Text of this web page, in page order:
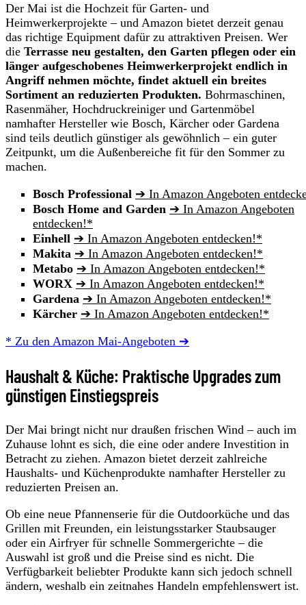
Der Mai ist die Hochzeit für Garten- und
Heimwerkerprojekte – und Amazon bietet derzeit genau
das richtige Equipment dafür zu attraktiven Preisen. Wer
die Terrasse neu gestalten, den Garten pflegen oder ein
länger aufgeschobenes Heimwerkerprojekt endlich in
Angriff nehmen möchte, findet aktuell ein breites
Sortiment an reduzierten Produkten. Bohrmaschinen,
Rasenmäher, Hochdruckreiniger und Gartenmöbel
namhafter Hersteller wie Bosch, Kärcher oder Gardena
sind teils deutlich günstiger als gewöhnlich – ein guter
Zeitpunkt, um die Außenbereiche fit für den Sommer zu
machen.
Bosch Professional ➔ In Amazon Angeboten
Bosch Home and Garden ➔ In Amazon Angeboten
entdecken!*
Einhell ➔ In Amazon Angeboten entdecken!*
Makita ➔ In Amazon Angeboten entdecken!*
Metabo ➔ In Amazon Angeboten entdecken!*
WORX ➔ In Amazon Angeboten entdecken!*
Gardena ➔ In Amazon Angeboten entdecken!*
Kärcher ➔ In Amazon Angeboten entdecken!*
* Zu den Amazon Mai-Angeboten ➔
Haushalt & Küche: Praktische Upgrades zum
günstigen Einstiegspreis
Der Mai bringt nicht nur draußen frischen Wind – auch im
Zuhause lohnt es sich, die eine oder andere Investition in
Betracht zu ziehen. Amazon bietet derzeit zahlreiche
Haushalts- und Küchenprodukte namhafter Hersteller zu
reduzierten Preisen an.
Ob eine neue Pfannenserie für die Outdoorküche und das
Grillen mit Freunden, ein leistungsstarker Staubsauger
oder ein Airfryer für schnelle Sommergerichte – die
Auswahl ist groß und die Preise sind es nicht. Die
Verfügbarkeit beliebter Produkte kann sich jedoch schnell
ändern, weshalb ein zeitnahes Handeln empfehlenswert ist.